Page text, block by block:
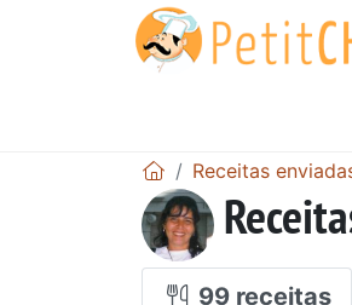
Receitas
99 receitas